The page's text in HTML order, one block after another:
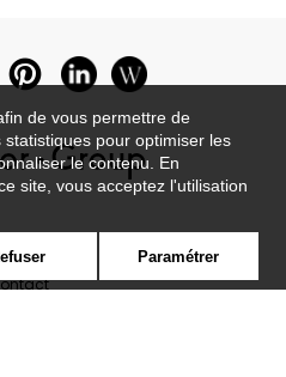
de vous permettre de
pour optimiser les
le contenu. En
site, vous acceptez l'utilisation
Paramétrer